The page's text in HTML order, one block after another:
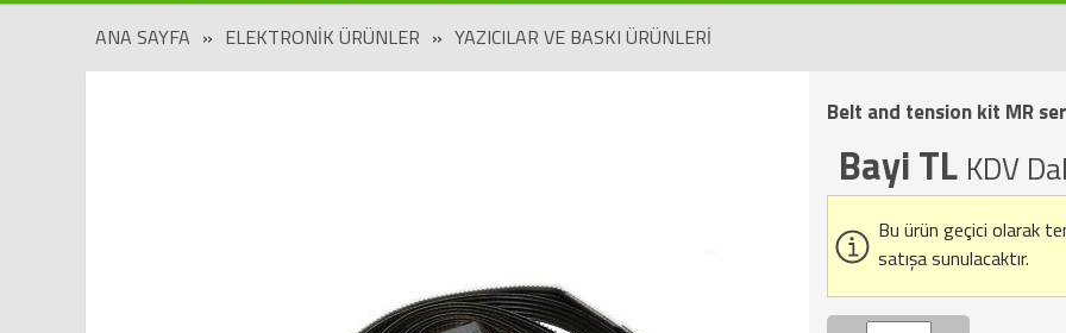
ANA SAYFA » ELEKTRONIK ÜRÜNLER » YAZICILAR VE BASKI ÜRÜNLERI
Belt and tension kit MR
Bayi TL KDV
Bu ürün geçici olarak
satışa sunulacaktır.